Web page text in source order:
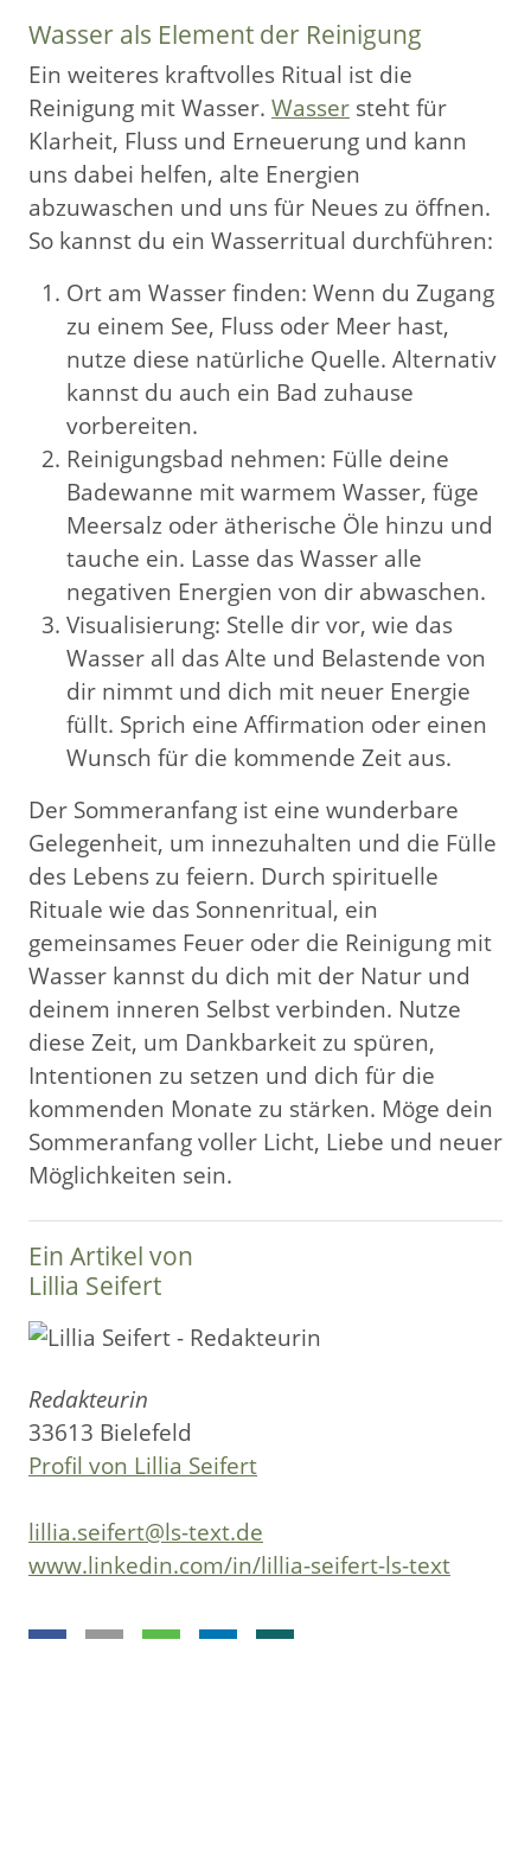
Wasser als Element der Reinigung
Ein weiteres kraftvolles Ritual ist die
Reinigung mit Wasser. Wasser steht für
Klarheit, Fluss und Erneuerung und kann
uns dabei helfen, alte Energien
abzuwaschen und uns für Neues zu öffnen.
So kannst du ein Wasserritual durchführen:
Ort am Wasser finden: Wenn du Zugang
zu einem See, Fluss oder Meer hast,
nutze diese natürliche Quelle. Alternativ
kannst du auch ein Bad zuhause
vorbereiten.
Reinigungsbad nehmen: Fülle deine
Badewanne mit warmem Wasser, füge
Meersalz oder ätherische Öle hinzu und
tauche ein. Lasse das Wasser alle
negativen Energien von dir abwaschen.
Visualisierung: Stelle dir vor, wie das
Wasser all das Alte und Belastende von
dir nimmt und dich mit neuer Energie
füllt. Sprich eine Affirmation oder einen
Wunsch für die kommende Zeit aus.
Der Sommeranfang ist eine wunderbare
Gelegenheit, um innezuhalten und die Fülle
des Lebens zu feiern. Durch spirituelle
Rituale wie das Sonnenritual, ein
gemeinsames Feuer oder die Reinigung mit
Wasser kannst du dich mit der Natur und
deinem inneren Selbst verbinden. Nutze
diese Zeit, um Dankbarkeit zu spüren,
Intentionen zu setzen und dich für die
kommenden Monate zu stärken. Möge dein
Sommeranfang voller Licht, Liebe und neuer
Möglichkeiten sein.
Ein Artikel von
Lillia Seifert
Redakteurin
33613 Bielefeld
Profil von Lillia Seifert
lillia.seifert@ls-text.de
www.linkedin.com/in/lillia-seifert-ls-text